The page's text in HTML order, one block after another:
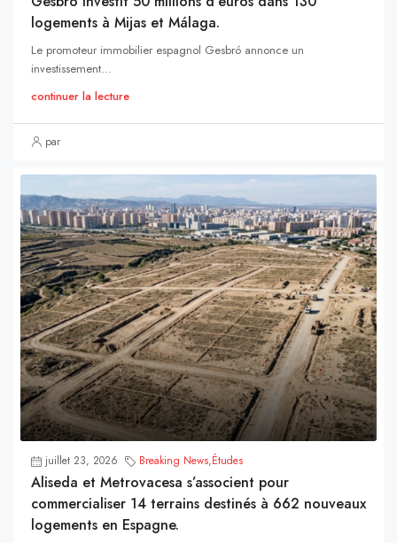
logements à Mijas et Málaga.
Le promoteur immobilier espagnol Gesbró annonce un
investissement...
continuer la lecture
par
juillet 23, 2026 Breaking News,Études
Aliseda et Metrovacesa s’associent pour
commercialiser 14 terrains destinés à 662 nouveaux
logements en Espagne.